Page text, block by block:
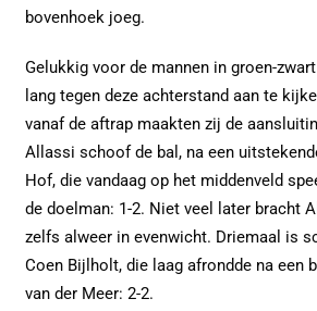
bovenhoek joeg.
Gelukkig voor de mannen in groen-
lang tegen deze achterstand aan te
vanaf de aftrap maakten zij de
Allassi schoof de bal, na een
Hof, die vandaag op het middenveld
de doelman: 1-2. Niet veel later bracht
zelfs alweer in evenwicht. Driemaal is
Coen Bijlholt, die laag afrondde na een
van der Meer: 2-2.